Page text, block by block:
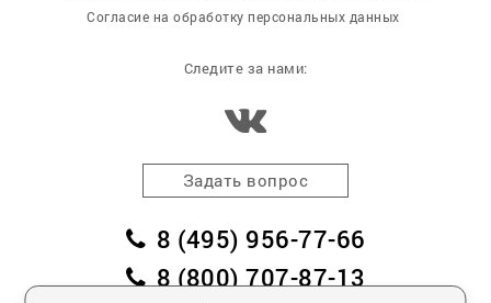
Согласие на обработку персональных данных
Следите за нами:
Задать вопрос
8 (495) 956-77-66
8 (800) 707-87-13